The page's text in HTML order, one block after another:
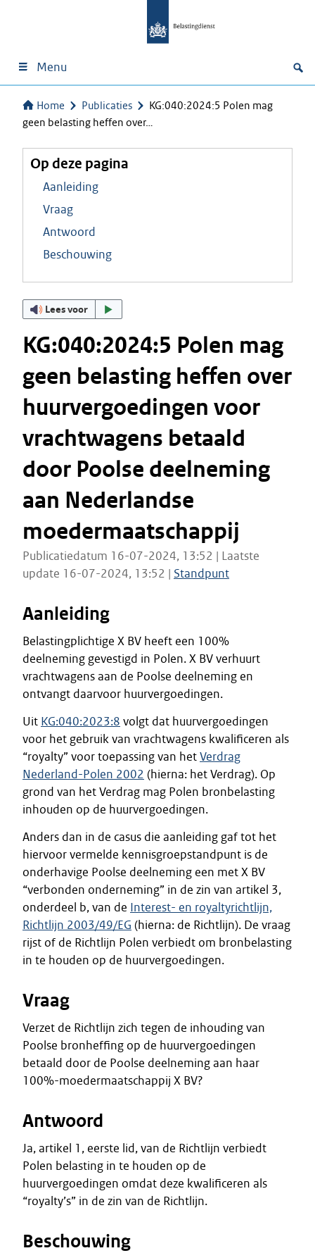
Menu
Home Publicaties
KG:040:2024:5 Polen mag
geen belasting heffen over…
Op deze pagina
Aanleiding
Vraag
Antwoord
Beschouwing
Lees voor
KG:040:2024:5 Polen mag
geen belasting heffen over
huurvergoedingen voor
vrachtwagens betaald
door Poolse deelneming
aan Nederlandse
moedermaatschappij
Publicatiedatum 16-07-2024, 13:52 | Laatste
update 16-07-2024, 13:52 | Standpunt
Aanleiding
Belastingplichtige X BV heeft een 100%
deelneming gevestigd in Polen. X BV verhuurt
vrachtwagens aan de Poolse deelneming en
ontvangt daarvoor huurvergoedingen.
Uit KG:040:2023:8 volgt dat huurvergoedingen
voor het gebruik van vrachtwagens kwalificeren als
“royalty” voor toepassing van hetVerdrag
Nederland-Polen 2002 (hierna: het Verdrag). Op
grond van het Verdrag mag Polen bronbelasting
inhouden op de huurvergoedingen.
Anders dan in de casus die aanleiding gaf tot het
hiervoor vermelde kennisgroepstandpunt is de
onderhavige Poolse deelneming een met X BV
“verbonden onderneming” in de zin van artikel 3,
onderdeel b, van de Interest- en royaltyrichtlijn,
Richtlijn 2003/49/EG (hierna: de Richtlijn). De vraag
rijst of de Richtlijn Polen verbiedt om bronbelasting
in te houden op de huurvergoedingen.
Vraag
Verzet de Richtlijn zich tegen de inhouding van
Poolse bronheffing op de huurvergoedingen
betaald door de Poolse deelneming aan haar
100%-moedermaatschappij X BV?
Antwoord
Ja, artikel 1, eerste lid, van de Richtlijn verbiedt
Polen belasting in te houden op de
huurvergoedingen omdat deze kwalificeren als
“royalty’s” in de zin van de Richtlijn.
Beschouwing